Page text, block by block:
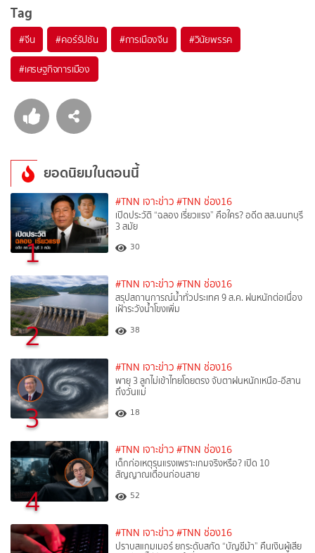
Tag
#จีน #คอร์รัปชัน #การเมืองจีน #วินัยพรรค
#เศรษฐกิจการเมือง
ยอดนิยมในตอนนี้
1
#TNN เจาะข่าว #TNN ช่อง16
เปิดประวัติ “ฉลอง เรี่ยวแรง” คือใคร? อดีต สส.นนทบุรี
3 สมัย
30
2
#TNN เจาะข่าว #TNN ช่อง16
สรุปสถานการณ์น้ำทั่วประเทศ 9 ส.ค. ฝนหนักต่อเนื่อง
เฝ้าระวังน้ำโขงเพิ่ม
38
3
#TNN เจาะข่าว #TNN ช่อง16
พายุ 3 ลูกไม่เข้าไทยโดยตรง จับตาฝนหนักเหนือ-อีสาน
ถึงวันแม่
18
4
#TNN เจาะข่าว #TNN ช่อง16
เด็กก่อเหตุรุนแรงเพราะเกมจริงหรือ? เปิด 10
สัญญาณเตือนก่อนสาย
52
#TNN เจาะข่าว #TNN ช่อง16
ปราบสแกมเมอร์ ยกระดับสกัด “บัญชีม้า” คืนเงินผู้เสีย